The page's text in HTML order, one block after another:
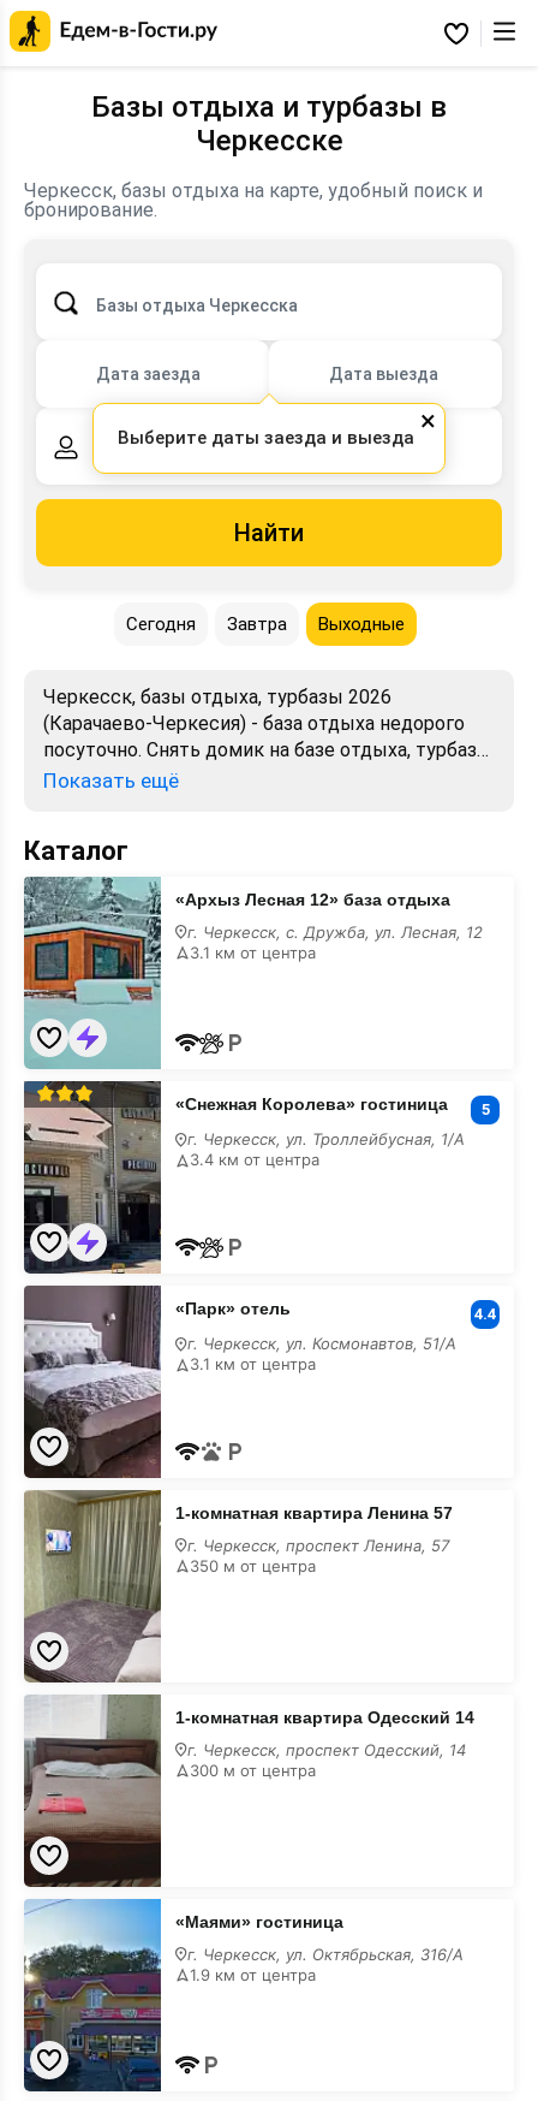
Избранное
Базы отдыха и турбазы в
Черкесске
Черкесск, базы отдыха на карте, удобный поиск и
бронирование.
Базы отдыха Черкесска
Дата заезда Дата выезда
2 взрослых, 0 детей
Найти
Сегодня Завтра Выходные
Черкесск, базы отдыха, турбазы 2026
(Карачаево-Черкесия) - база отдыха недорого
посуточно. Снять домик на базе отдыха, турбазе.
Лучшие цены, отзывы, фото, карта.
Показать ещё
Каталог
«Архыз
Лесная
12»
база
отдыха
«Архыз Лесная 12» база отдыха
г. Черкесск, с. Дружба, ул. Лесная, 12
3.1 км от центра
«Снежная
Королева»
гостиница
«Снежная Королева» гостиница 5
г. Черкесск, ул. Троллейбусная, 1/А
3.4 км от центра
«Парк»
«Парк» отель 4.4
г. Черкесск, ул. Космонавтов, 51/А
3.1 км от центра
1-
комнатная
квартира
Ленина
1-комнатная квартира Ленина 57
г. Черкесск, проспект Ленина, 57
350 м от центра
1-
квартира
Одесский
14
1-комнатная квартира Одесский 14
г. Черкесск, проспект Одесский, 14
300 м от центра
«Маями»
«Маями» гостиница
г. Черкесск, ул. Октябрьская, 316/А
1.9 км от центра
×
Выберите даты заезда и выезда